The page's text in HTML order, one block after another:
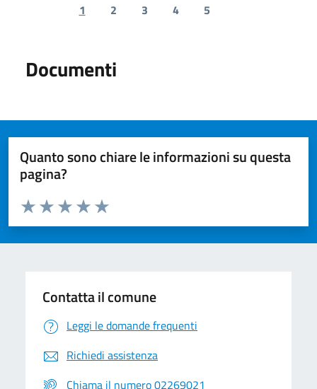
Previous page
1 2 3 4 5
Documenti
Quanto sono chiare le informazioni su questa
pagina?
Valuta da 1 a 5 stelle la pagina
Valuta 5 stelle su 5
Valuta 4 stelle su 5
Valuta 3 stelle su 5
Valuta 2 stelle su 5
Valuta 1 stelle su 5
Contatta il comune
Leggi le domande frequenti
Richiedi assistenza
Chiama il numero 02269021